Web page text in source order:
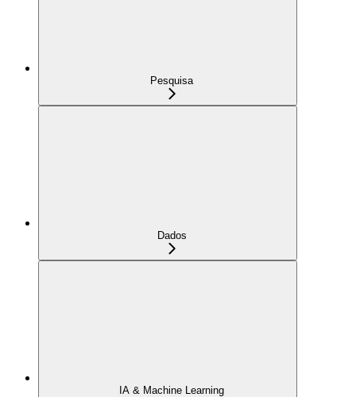
Pesquisa
Dados
IA & Machine Learning